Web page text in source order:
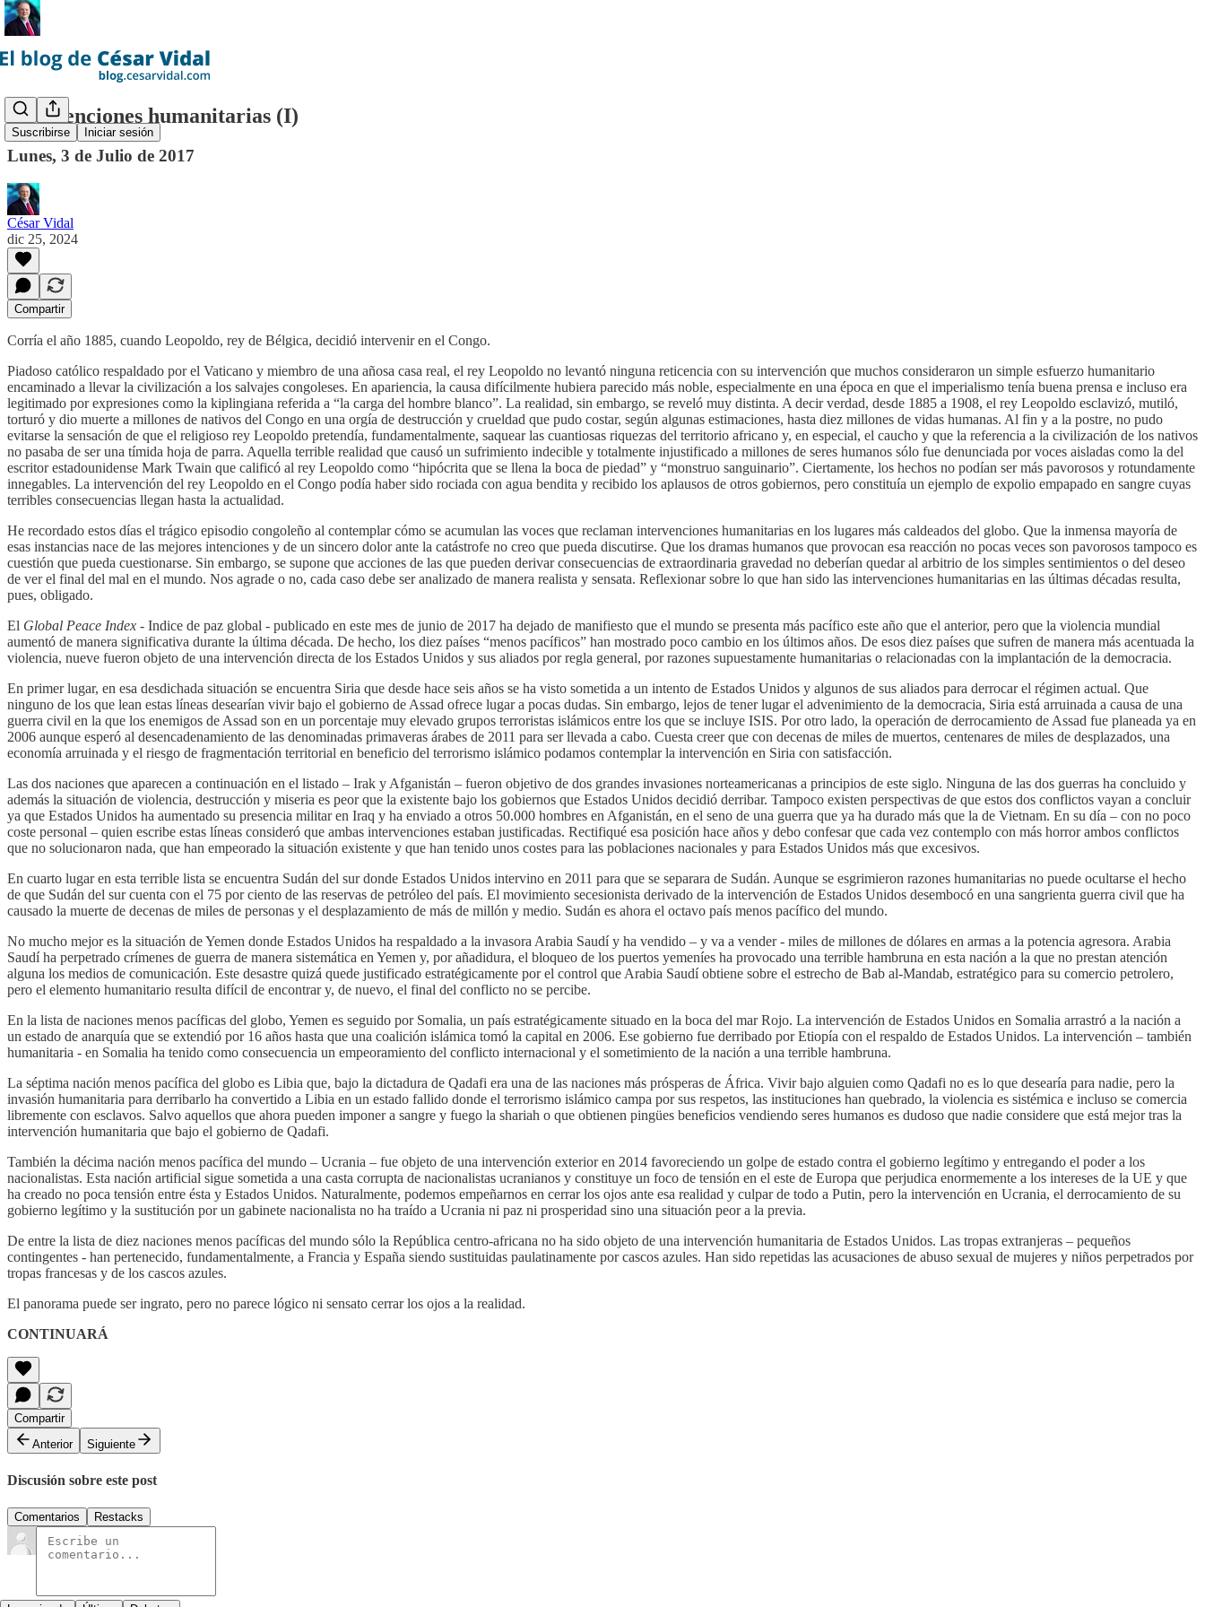
Suscribirse Iniciar sesión
Intervenciones humanitarias (I)
Lunes, 3 de Julio de 2017
César Vidal
dic 25, 2024
Compartir
Corría el año 1885, cuando Leopoldo, rey de Bélgica, decidió intervenir en el Congo.
Piadoso católico respaldado por el Vaticano y miembro de una añosa casa real, el rey Leopoldo no levantó ninguna reticencia con su intervención que muchos consideraron un simple esfuerzo humanitario
encaminado a llevar la civilización a los salvajes congoleses. En apariencia, la causa difícilmente hubiera parecido más noble, especialmente en una época en que el imperialismo tenía buena prensa e incluso era
legitimado por expresiones como la kiplingiana referida a “la carga del hombre blanco”. La realidad, sin embargo, se reveló muy distinta. A decir verdad, desde 1885 a 1908, el rey Leopoldo esclavizó, mutiló,
torturó y dio muerte a millones de nativos del Congo en una orgía de destrucción y crueldad que pudo costar, según algunas estimaciones, hasta diez millones de vidas humanas. Al fin y a la postre, no pudo
evitarse la sensación de que el religioso rey Leopoldo pretendía, fundamentalmente, saquear las cuantiosas riquezas del territorio africano y, en especial, el caucho y que la referencia a la civilización de los nativos
no pasaba de ser una tímida hoja de parra. Aquella terrible realidad que causó un sufrimiento indecible y totalmente injustificado a millones de seres humanos sólo fue denunciada por voces aisladas como la del
escritor estadounidense Mark Twain que calificó al rey Leopoldo como “hipócrita que se llena la boca de piedad” y “monstruo sanguinario”. Ciertamente, los hechos no podían ser más pavorosos y rotundamente
innegables. La intervención del rey Leopoldo en el Congo podía haber sido rociada con agua bendita y recibido los aplausos de otros gobiernos, pero constituía un ejemplo de expolio empapado en sangre cuyas
terribles consecuencias llegan hasta la actualidad.
He recordado estos días el trágico episodio congoleño al contemplar cómo se acumulan las voces que reclaman intervenciones humanitarias en los lugares más caldeados del globo. Que la inmensa mayoría de
esas instancias nace de las mejores intenciones y de un sincero dolor ante la catástrofe no creo que pueda discutirse. Que los dramas humanos que provocan esa reacción no pocas veces son pavorosos tampoco es
cuestión que pueda cuestionarse. Sin embargo, se supone que acciones de las que pueden derivar consecuencias de extraordinaria gravedad no deberían quedar al arbitrio de los simples sentimientos o del deseo
de ver el final del mal en el mundo. Nos agrade o no, cada caso debe ser analizado de manera realista y sensata. Reflexionar sobre lo que han sido las intervenciones humanitarias en las últimas décadas resulta,
pues, obligado.
El Global Peace Index - Indice de paz global - publicado en este mes de junio de 2017 ha dejado de manifiesto que el mundo se presenta más pacífico este año que el anterior, pero que la violencia mundial
aumentó de manera significativa durante la última década. De hecho, los diez países “menos pacíficos” han mostrado poco cambio en los últimos años. De esos diez países que sufren de manera más acentuada la
violencia, nueve fueron objeto de una intervención directa de los Estados Unidos y sus aliados por regla general, por razones supuestamente humanitarias o relacionadas con la implantación de la democracia.
En primer lugar, en esa desdichada situación se encuentra Siria que desde hace seis años se ha visto sometida a un intento de Estados Unidos y algunos de sus aliados para derrocar el régimen actual. Que
ninguno de los que lean estas líneas desearían vivir bajo el gobierno de Assad ofrece lugar a pocas dudas. Sin embargo, lejos de tener lugar el advenimiento de la democracia, Siria está arruinada a causa de una
guerra civil en la que los enemigos de Assad son en un porcentaje muy elevado grupos terroristas islámicos entre los que se incluye ISIS. Por otro lado, la operación de derrocamiento de Assad fue planeada ya en
2006 aunque esperó al desencadenamiento de las denominadas primaveras árabes de 2011 para ser llevada a cabo. Cuesta creer que con decenas de miles de muertos, centenares de miles de desplazados, una
economía arruinada y el riesgo de fragmentación territorial en beneficio del terrorismo islámico podamos contemplar la intervención en Siria con satisfacción.
Las dos naciones que aparecen a continuación en el listado – Irak y Afganistán – fueron objetivo de dos grandes invasiones norteamericanas a principios de este siglo. Ninguna de las dos guerras ha concluido y
además la situación de violencia, destrucción y miseria es peor que la existente bajo los gobiernos que Estados Unidos decidió derribar. Tampoco existen perspectivas de que estos dos conflictos vayan a concluir
ya que Estados Unidos ha aumentado su presencia militar en Iraq y ha enviado a otros 50.000 hombres en Afganistán, en el seno de una guerra que ya ha durado más que la de Vietnam. En su día – con no poco
coste personal – quien escribe estas líneas consideró que ambas intervenciones estaban justificadas. Rectifiqué esa posición hace años y debo confesar que cada vez contemplo con más horror ambos conflictos
que no solucionaron nada, que han empeorado la situación existente y que han tenido unos costes para las poblaciones nacionales y para Estados Unidos más que excesivos.
En cuarto lugar en esta terrible lista se encuentra Sudán del sur donde Estados Unidos intervino en 2011 para que se separara de Sudán. Aunque se esgrimieron razones humanitarias no puede ocultarse el hecho
de que Sudán del sur cuenta con el 75 por ciento de las reservas de petróleo del país. El movimiento secesionista derivado de la intervención de Estados Unidos desembocó en una sangrienta guerra civil que ha
causado la muerte de decenas de miles de personas y el desplazamiento de más de millón y medio. Sudán es ahora el octavo país menos pacífico del mundo.
No mucho mejor es la situación de Yemen donde Estados Unidos ha respaldado a la invasora Arabia Saudí y ha vendido – y va a vender - miles de millones de dólares en armas a la potencia agresora. Arabia
Saudí ha perpetrado crímenes de guerra de manera sistemática en Yemen y, por añadidura, el bloqueo de los puertos yemeníes ha provocado una terrible hambruna en esta nación a la que no prestan atención
alguna los medios de comunicación. Este desastre quizá quede justificado estratégicamente por el control que Arabia Saudí obtiene sobre el estrecho de Bab al-Mandab, estratégico para su comercio petrolero,
pero el elemento humanitario resulta difícil de encontrar y, de nuevo, el final del conflicto no se percibe.
En la lista de naciones menos pacíficas del globo, Yemen es seguido por Somalia, un país estratégicamente situado en la boca del mar Rojo. La intervención de Estados Unidos en Somalia arrastró a la nación a
un estado de anarquía que se extendió por 16 años hasta que una coalición islámica tomó la capital en 2006. Ese gobierno fue derribado por Etiopía con el respaldo de Estados Unidos. La intervención – también
humanitaria - en Somalia ha tenido como consecuencia un empeoramiento del conflicto internacional y el sometimiento de la nación a una terrible hambruna.
La séptima nación menos pacífica del globo es Libia que, bajo la dictadura de Qadafi era una de las naciones más prósperas de África. Vivir bajo alguien como Qadafi no es lo que desearía para nadie, pero la
invasión humanitaria para derribarlo ha convertido a Libia en un estado fallido donde el terrorismo islámico campa por sus respetos, las instituciones han quebrado, la violencia es sistémica e incluso se comercia
libremente con esclavos. Salvo aquellos que ahora pueden imponer a sangre y fuego la shariah o que obtienen pingües beneficios vendiendo seres humanos es dudoso que nadie considere que está mejor tras la
intervención humanitaria que bajo el gobierno de Qadafi.
También la décima nación menos pacífica del mundo – Ucrania – fue objeto de una intervención exterior en 2014 favoreciendo un golpe de estado contra el gobierno legítimo y entregando el poder a los
nacionalistas. Esta nación artificial sigue sometida a una casta corrupta de nacionalistas ucranianos y constituye un foco de tensión en el este de Europa que perjudica enormemente a los intereses de la UE y que
ha creado no poca tensión entre ésta y Estados Unidos. Naturalmente, podemos empeñarnos en cerrar los ojos ante esa realidad y culpar de todo a Putin, pero la intervención en Ucrania, el derrocamiento de su
gobierno legítimo y la sustitución por un gabinete nacionalista no ha traído a Ucrania ni paz ni prosperidad sino una situación peor a la previa.
De entre la lista de diez naciones menos pacíficas del mundo sólo la República centro-africana no ha sido objeto de una intervención humanitaria de Estados Unidos. Las tropas extranjeras – pequeños
contingentes - han pertenecido, fundamentalmente, a Francia y España siendo sustituidas paulatinamente por cascos azules. Han sido repetidas las acusaciones de abuso sexual de mujeres y niños perpetrados por
tropas francesas y de los cascos azules.
El panorama puede ser ingrato, pero no parece lógico ni sensato cerrar los ojos a la realidad.
CONTINUARÁ
Compartir
Anterior
Siguiente
Discusión sobre este post
Comentarios Restacks